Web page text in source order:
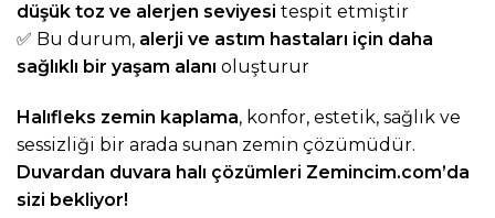
düşük toz ve alerjen seviyesi tespit etmiştir
✅ Bu durum, alerji ve astım hastaları için daha
sağlıklı bir yaşam alanı oluşturur
Halıfleks zemin kaplama, konfor, estetik, sağlık ve
sessizliği bir arada sunan zemin çözümüdür.
Duvardan duvara halı çözümleri Zemincim.com’da
sizi bekliyor!